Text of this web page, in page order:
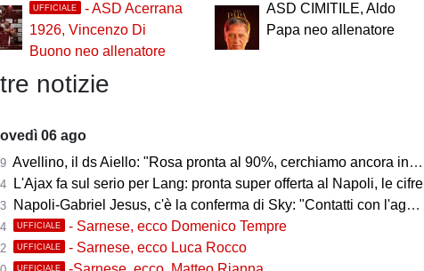
UFFICIALE
- ASD Acerrana
1926, Vincenzo Di
Buono neo allenatore
ASD CIMITILE, Aldo
Papa neo allenatore
notizie
06 ago
Avellino, il ds Aiello: "Rosa pronta al 90%, cerchiamo ancora innesti di qualità"
L'Ajax fa sul serio per Lang: pronta super offerta al Napoli, le cifre
Napoli-Gabriel Jesus, c'è la conferma di Sky: "Contatti con l'agente, i dettagli"
UFFICIALE - Sarnese, ecco Domenico Tempre
UFFICIALE - Sarnese, ecco Luca Rocco
UFFICIALE